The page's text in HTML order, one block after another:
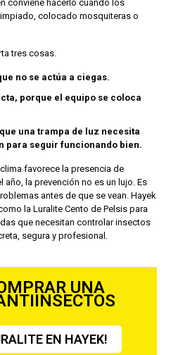
conviene hacerlo cuando los
colocado mosquiteras o
tres cosas.
no se actúa a ciegas.
porque el equipo se coloca
una trampa de luz necesita
para seguir funcionando bien.
favorece la presencia de
la prevención no es un lujo. Es
antes de que se vean.Hayek
la Luralite Cento de Pelsis para
que necesitan controlar insectos
segura y profesional.
UNA
EN HAYEK!